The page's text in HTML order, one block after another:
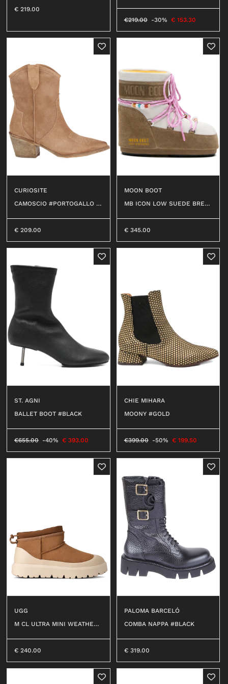
SCARPE
SNEAKERS
STIVALI
SANDALI
SABOT
CIABATTE
ESPADRILLAS
BALLERINE
MOCASSINI
DECOLLETÉ
ANFIBI
BEATLES
€ 219.00
€219.00 -30% € 153.30
CURIOSITE
CAMOSCIO #PORTOGALLO 13
€ 209.00
MOON BOOT
MB ICON LOW SUEDE BREA
€ 345.00
ST. AGNI
BALLET BOOT #BLACK
€655.00 -40% € 393.00
CHIE MIHARA
MOONY #GOLD
€399.00 -50% € 199.50
UGG
M CL ULTRA MINI WEATHER
€ 240.00
PALOMA BARCELÓ
COMBA NAPPA #BLACK
€ 319.00